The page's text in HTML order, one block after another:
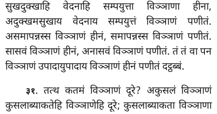
सुखदुक्खाहि वेदनाहि सम्पयुत्ता विञ्ञाणा हीना,
अदुक्खमसुखाय वेदनाय सम्पयुत्तं विञ्ञाणं पणीतं.
असमापन्नस्स विञ्ञाणं हीनं, समापन्नस्स विञ्ञाणं पणीतं.
सासवं विञ्ञाणं हीनं, अनासवं विञ्ञाणं पणीतं. तं तं वा पन
विञ्ञाणं उपादायुपादाय विञ्ञाणं हीनं पणीतं दट्ठब्बं.
३१. तत्थ कतमं विञ्ञाणं दूरे? अकुसलं विञ्ञाणं
कुसलाब्याकतेहि विञ्ञाणेहि दूरे; कुसलाब्याकता विञ्ञाणा